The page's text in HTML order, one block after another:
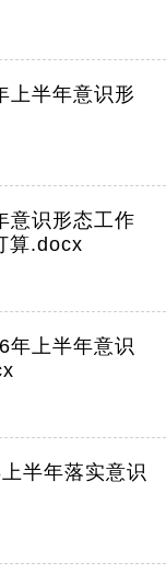
上半年意识形
意识形态工作
算.docx
年上半年意识
半年落实意识